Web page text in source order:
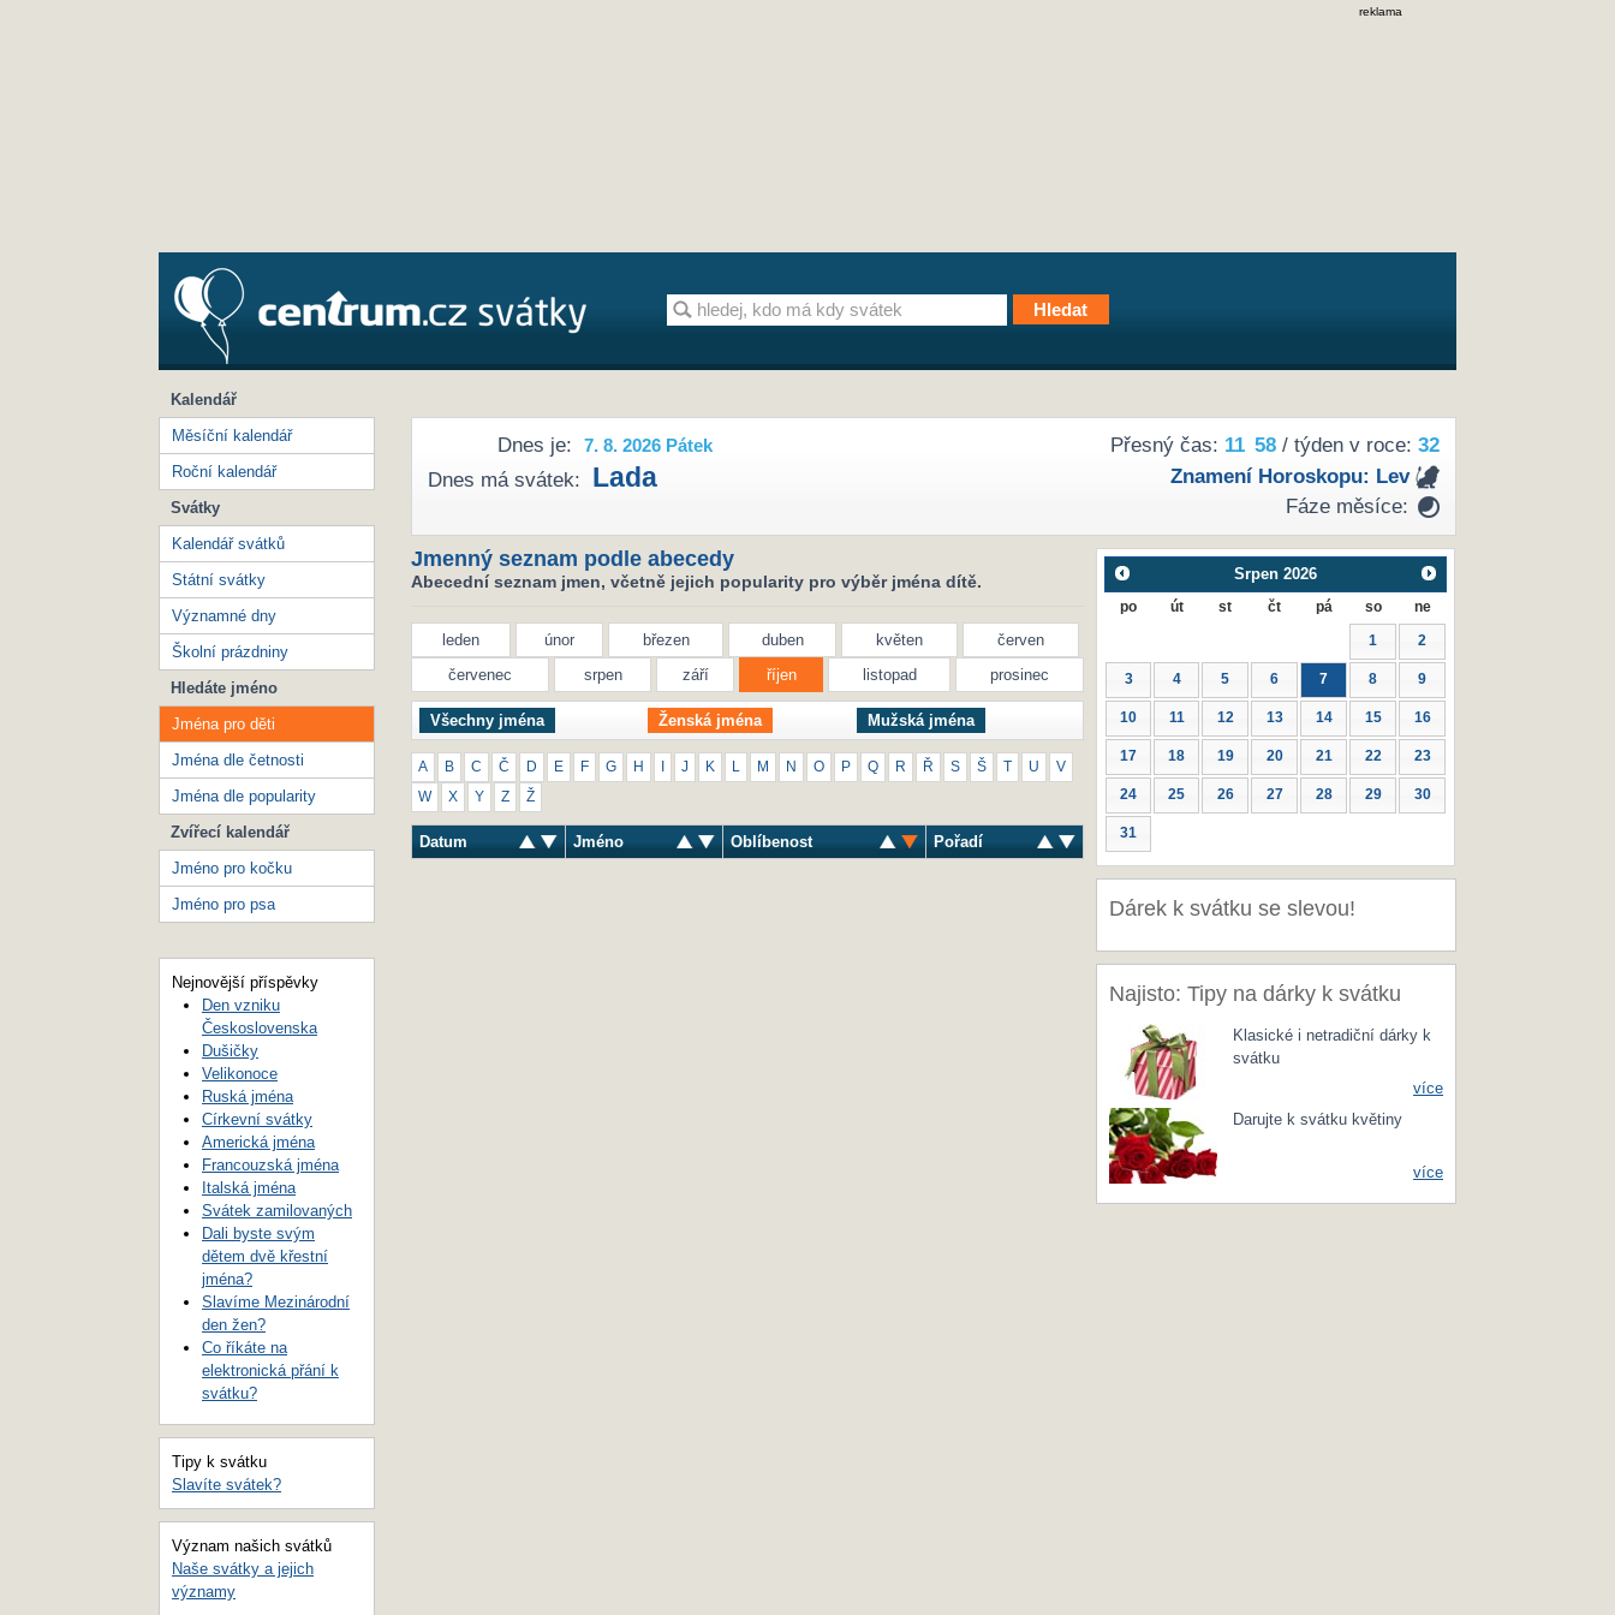
reklama
Přesný čas: 11 58/ týden v roce: 32
Znamení Horoskopu: Lev
Fáze měsíce:
Dnes je: 7. 8. 2026 Pátek
Dnes má svátek: Lada
Jmenný seznam podle abecedy
Abecední seznam jmen, včetně jejich popularity pro výběr jména dítě.
leden únor březen duben květen
červen
červenec
srpen září říjen listopad prosinec
Všechny jména Ženská jména Mužská jména
A B C Č D E F G H J K M N O P Q R Ř S Š U V
W X Y Z Ž
Datum Jméno Oblíbenost Pořadí
Srpen 2026
po út st čt pá so ne
1 2
3 4 5 6 7 8 9
10 11 12 13 14 15 16
17 18 19 20 21 22 23
24 25 26 27 28 29 30
31
Dárek k svátku se slevou!
Najisto: Tipy na dárky k svátku
Klasické i netradiční dárky k
svátku
více
Darujte k svátku květiny
více
Kalendář
Měsíční kalendář
Roční kalendář
Svátky
Kalendář svátků
Státní svátky
Významné dny
Školní prázdniny
Hledáte jméno
Jména pro děti
Jména dle četnosti
Jména dle popularity
Zvířecí kalendář
Jméno pro kočku
Jméno pro psa
Nejnovější příspěvky
Den vzniku
Československa
Dušičky
Velikonoce
Ruská jména
Církevní svátky
Americká jména
Francouzská jména
Italská jména
Svátek zamilovaných
Dali byste svým
dětem dvě křestní
jména?
Slavíme Mezinárodní
den žen?
Co říkáte na
elektronická přání k
svátku?
Tipy k svátku
Slavíte svátek?
Význam našich svátků
Naše svátky a jejich
významy